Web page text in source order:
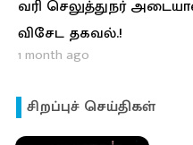
வரி செலுத்துநர்
விசேட தகவல்.!
1 month ago
சிறப்புச் செய்திகள்